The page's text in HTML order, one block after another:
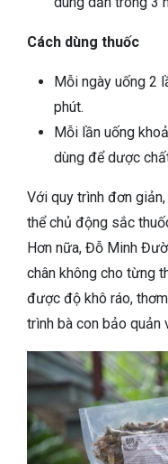
Cách dùng thuốc
Mỗi ngày uống 2
phút.
Mỗi lần uống
dùng để dược
Với quy trình đơn
thể chủ động sắc
Hơn nữa, Đỗ Minh
chân không cho từng
được độ khô ráo,
trình bà con bảo quản